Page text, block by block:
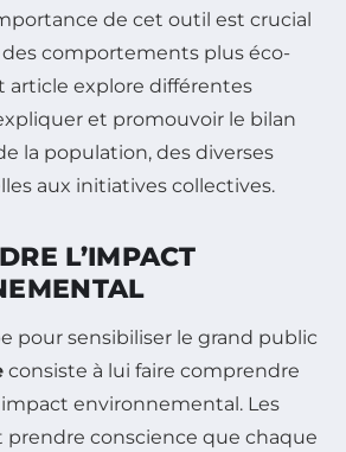
de cet outil est crucial
comportements plus éco-
article explore différentes
et promouvoir le bilan
la population, des diverses
aux initiatives collectives.
L’IMPACT
pour sensibiliser le grand public
consiste à lui faire comprendre
impact environnemental. Les
conscience que chaque